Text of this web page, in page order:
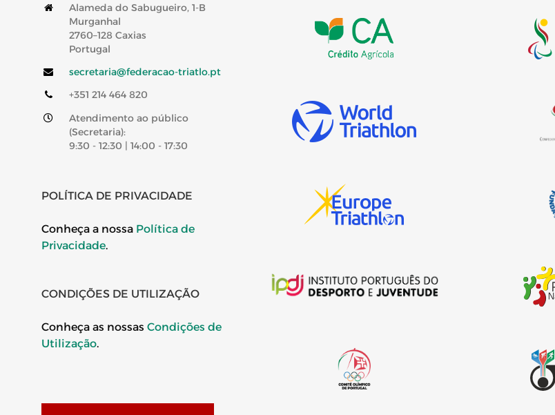
Alameda do Sabugueiro, 1-B
Murganhal
2760–128 Caxias
Portugal
secretaria@federacao-triatlo.pt
+351 214 464 820
Atendimento ao público
(Secretaria):
9:30 - 12:30 | 14:00 - 17:30
POLÍTICA DE PRIVACIDADE
Conheça a nossa Política de
Privacidade.
CONDIÇÕES DE UTILIZAÇÃO
Conheça as nossas Condições de
Utilização.